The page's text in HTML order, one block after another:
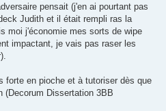
pensait (j'en ai pourtant pas
Judith et il était rempli ras la
moi j'économie mes sorts de wipe
impactant, je vais pas raser les
forte en pioche et à tutoriser dès que
(Decorum Dissertation 3BB